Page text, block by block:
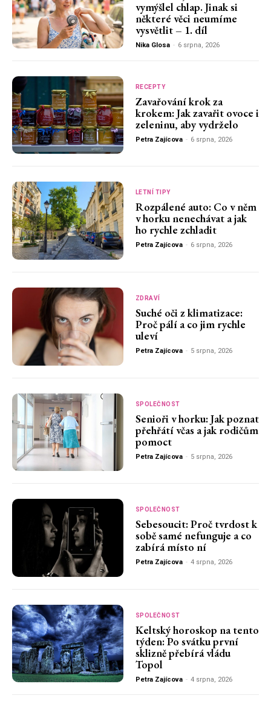
vymýšlel chlap. Jinak si
některé věci neumíme
vysvětlit – 1. díl
Nika Glosa - 6 srpna, 2026
RECEPTY
Zavařování krok za
krokem: Jak zavařit ovoce i
zeleninu, aby vydrželo
Petra Zajícova - 6 srpna, 2026
LETNÍ TIPY
Rozpálené auto: Co v něm
v horku nenechávat a jak
ho rychle zchladit
Petra Zajícova - 6 srpna, 2026
ZDRAVÍ
Suché oči z klimatizace:
Proč pálí a co jim rychle
uleví
Petra Zajícova - 5 srpna, 2026
SPOLEČNOST
Senioři v horku: Jak poznat
přehřátí včas a jak rodičům
pomoct
Petra Zajícova - 5 srpna, 2026
SPOLEČNOST
Sebesoucit: Proč tvrdost k
sobě samé nefunguje a co
zabírá místo ní
Petra Zajícova - 4 srpna, 2026
SPOLEČNOST
Keltský horoskop na tento
týden: Po svátku první
sklizně přebírá vládu
Topol
Petra Zajícova - 4 srpna, 2026